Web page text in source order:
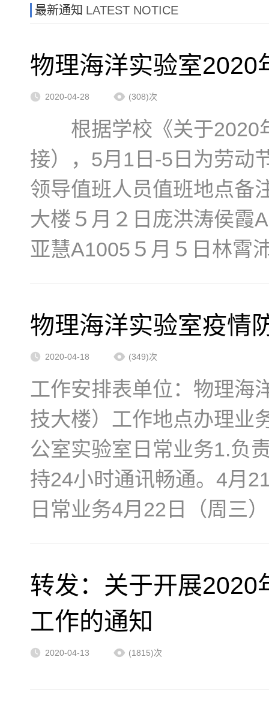
最新通知 LATEST NOTICE
物理海洋实验室2020
2020-04-28 (308)次
根据学校《关于2020
接），5月1日-5日为劳动
领导值班人员值班地点备
大楼５月２日庞洪涛侯霞
亚慧A1005５月５日林霄
物理海洋实验室疫情
2020-04-18 (349)次
工作安排表单位：物理海
技大楼）工作地点办理业
公室实验室日常业务1.负
持24小时通讯畅通。4月
日常业务4月22日（周三
转发：关于开展2020
工作的通知
2020-04-13 (1815)次